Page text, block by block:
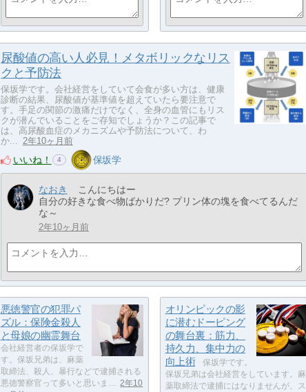
尿酸値の高い人必見！メタボリックなリス
クと予防法
保坂学です。会社経営をしていて会食が多い方は、健康
診断の結果、尿酸値が基準値を超えていたら要注意で
す。手足の関節の激痛だけでなく、全身の血管にもリス
クが潜んでいることをご存知でしょうか？この記事で
は、高尿酸血症のメカニズムや予防法について、わ
か...
2年10ヶ月前
いいね！ 4 保坂学
なおき
こんにちはー
自分の好きな食べ物ばかりだ? プリン体の塊を食べてるんだ
な～
2年10ヶ月前
悪徳警官の犯罪パ
ズル：保険金殺人
と母娘の幽霊舞台
会社経営者の保坂学で
す。保坂兄弟は、麻薬
取締法、殺人、暴行などで逮捕される
悪徳警察官って多いと思いま…
2年10
オリンピックの影
に潜むドーピング
の舞台裏：筋力、
持久力、集中力の
向上術
保坂学です。
保坂兄弟は会社経営をしています。麻
薬取締法で逮捕にはなりませんが、ス